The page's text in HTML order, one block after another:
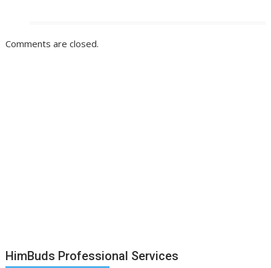
Comments are closed.
HimBuds Professional Services